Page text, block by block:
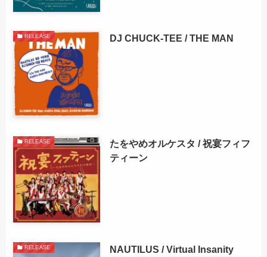
RELEASE DJ CHUCK-TEE / THE MAN
RELEASE
たをやめオルケスタ / 祝宴フィフ
ティーン
RELEASE NAUTILUS / Virtual Insanity